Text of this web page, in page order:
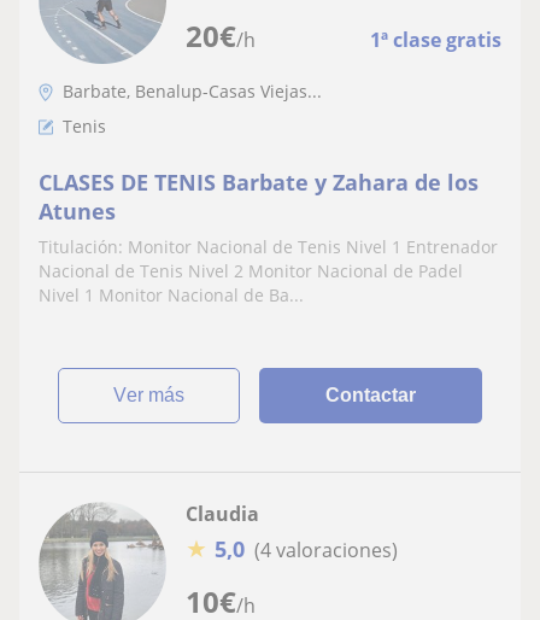
20€/h 1ª clase gratis
Barbate, Benalup-Casas Viejas...
Tenis
CLASES DE TENIS Barbate y Zahara de los
Atunes
Titulación: Monitor Nacional de Tenis Nivel 1 Entrenador
Nacional de Tenis Nivel 2 Monitor Nacional de Padel
Nivel 1 Monitor Nacional de Ba...
ver más Contactar
10€/h
Claudia
★ 5,0 (4 valoraciones)